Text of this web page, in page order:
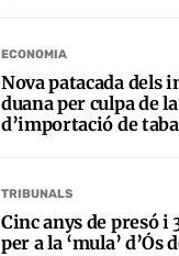
ECONOMIA
Nova patacada dels
duana per culpa de
d’importació de
TRIBUNALS
Cinc anys de presó i
per a la ‘mula’ d’Ós